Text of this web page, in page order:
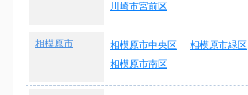
川崎市宮前区
相模原市 相模原市中央区
相模原市緑区
相模原市南区